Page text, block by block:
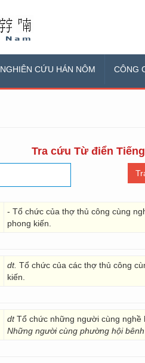
NGHIÊN CỨU HÁN NÔM CÔNG
Tra cứu Từ điển
- Tổ chức của thợ thủ công cùng
phong kiến.
dt. Tổ chức của các thợ thủ công
kiến.
dtTổ chức những người cùng nghề
Những người cùng phường hội